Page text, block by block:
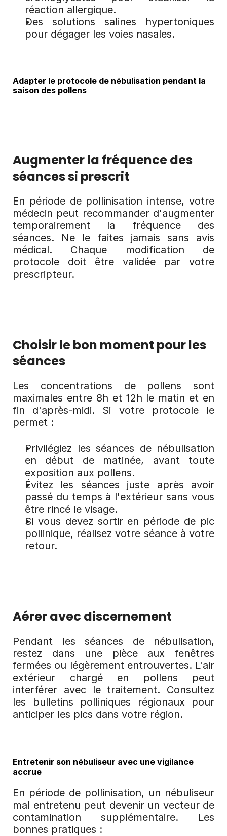
réaction allergique.
Des solutions salines hypertoniques
pour dégager les voies nasales.
Adapter le protocole de nébulisation pendant la
saison des pollens
Augmenter la fréquence des
séances si prescrit
En période de pollinisation intense, votre
médecin peut recommander d'augmenter
temporairement la fréquence des
séances. Ne le faites jamais sans avis
médical. Chaque modification de
protocole doit être validée par votre
prescripteur.
Choisir le bon moment pour les
séances
Les concentrations de pollens sont
maximales entre 8h et 12h le matin et en
fin d'après-midi. Si votre protocole le
permet :
Privilégiez les séances de nébulisation
en début de matinée, avant toute
exposition aux pollens.
Évitez les séances juste après avoir
passé du temps à l'extérieur sans vous
être rincé le visage.
Si vous devez sortir en période de pic
pollinique, réalisez votre séance à votre
retour.
Aérer avec discernement
Pendant les séances de nébulisation,
restez dans une pièce aux fenêtres
fermées ou légèrement entrouvertes. L'air
extérieur chargé en pollens peut
interférer avec le traitement. Consultez
les bulletins polliniques régionaux pour
anticiper les pics dans votre région.
Entretenir son nébuliseur avec une vigilance
accrue
En période de pollinisation, un nébuliseur
mal entretenu peut devenir un vecteur de
contamination supplémentaire. Les
bonnes pratiques :